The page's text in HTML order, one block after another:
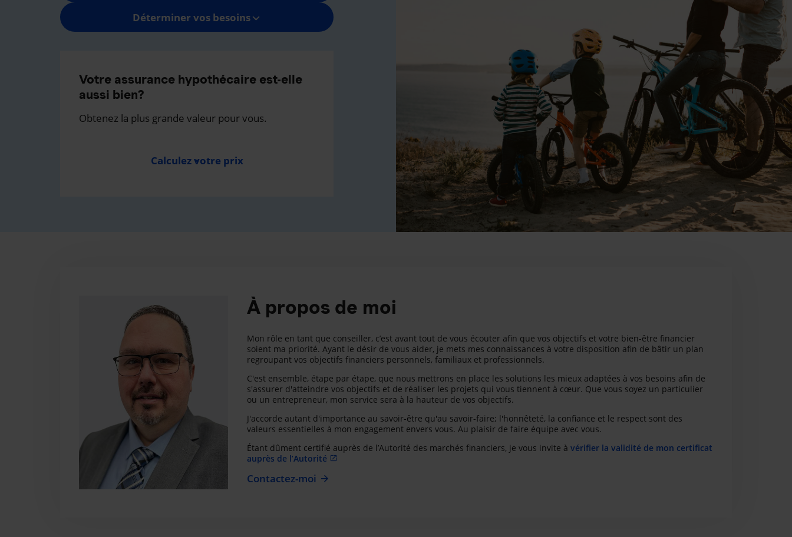
Déterminer vos besoins
Votre assurance hypothécaire est-elle
aussi bien?
Obtenez la plus grande valeur pour vous.
Calculez votre prix
À propos de moi
Mon rôle en tant que conseiller, c’est avant tout de vous écouter afin que vos objectifs et votre bien-être financier
soient ma priorité. Ayant le désir de vous aider, je mets mes connaissances à votre disposition afin de bâtir un plan
regroupant vos objectifs financiers personnels, familiaux et professionnels.
C'est ensemble, étape par étape, que nous mettrons en place les solutions les mieux adaptées à vos besoins afin de
s'assurer d'atteindre vos objectifs et de réaliser les projets qui vous tiennent à cœur. Que vous soyez un particulier
ou un entrepreneur, mon service sera à la hauteur de vos objectifs.
J'accorde autant d'importance au savoir-être qu'au savoir-faire; l'honnêteté, la confiance et le respect sont des
valeurs essentielles à mon engagement envers vous. Au plaisir de faire équipe avec vous.
Étant dûment certifié auprès de l’Autorité des marchés financiers, je vous invite à vérifier la validité de mon certificat
auprès de l’Autorité
Contactez-moi